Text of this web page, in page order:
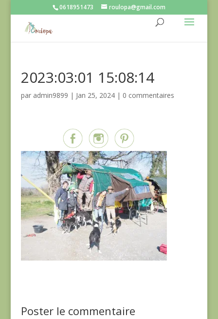
0618951473 roulopa@gmail.com
2023:03:01 15:08:14
par admin9899 | Jan 25, 2024| 0 commentaires
Poster le commentaire